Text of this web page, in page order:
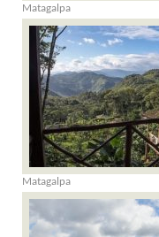
Matagalpa
Matagalpa